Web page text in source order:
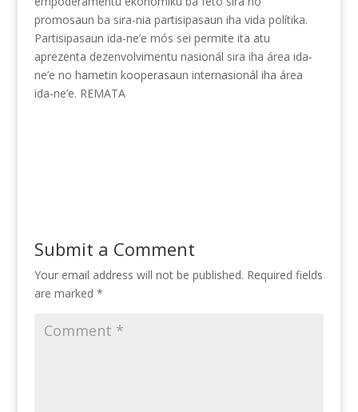
promosaun ba sira-nia partisipasaun iha vida polítika.
Partisipasaun ida-ne’e mós sei permite ita atu
aprezenta dezenvolvimentu nasionál sira iha área ida-
ne’e no hametin kooperasaun internasionál iha área
ida-ne’e. REMATA
Submit a Comment
Your email address will not be published. Required fields
are marked *